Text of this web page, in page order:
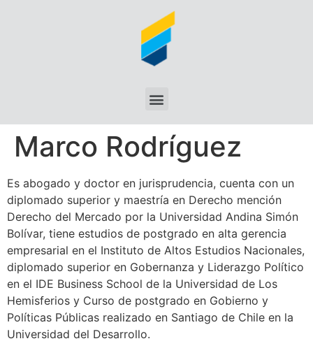
Marco Rodríguez
Es abogado y doctor en jurisprudencia, cuenta con un
diplomado superior y maestría en Derecho mención
Derecho del Mercado por la Universidad Andina Simón
Bolívar, tiene estudios de postgrado en alta gerencia
empresarial en el Instituto de Altos Estudios Nacionales,
diplomado superior en Gobernanza y Liderazgo Político
en el IDE Business School de la Universidad de Los
Hemisferios y Curso de postgrado en Gobierno y
Políticas Públicas realizado en Santiago de Chile en la
Universidad del Desarrollo.